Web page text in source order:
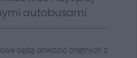
autobusami
będą dowozić chętnych z